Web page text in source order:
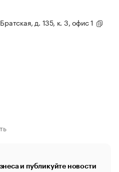
д. 135, к. 3, офис 1
и публикуйте новости